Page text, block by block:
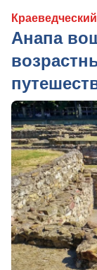
Анапа